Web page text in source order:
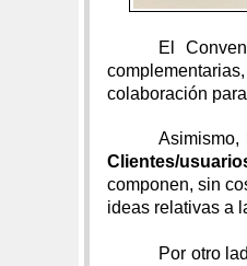
El
colaboración
Asimismo,
Clientes/
componen, sin
ideas relativas a
Por otro